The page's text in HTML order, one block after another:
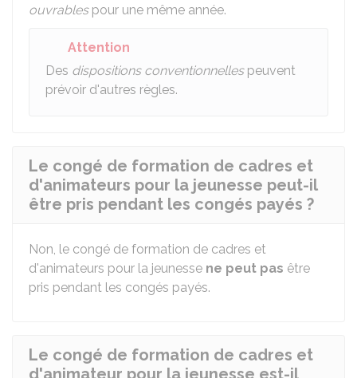
ouvrablespour une même année.
Attention
Des dispositions conventionnellespeuvent
prévoir d'autres règles.
Le congé de formation de cadres et
d'animateurs pour la jeunesse peut-il
être pris pendant les congés payés ?
Non, le congé de formation de cadres et
d'animateurs pour la jeunesse ne peut pas être
pris pendant les congés payés.
Le congé de formation de cadres et
d'animateur pour la jeunesse est-il